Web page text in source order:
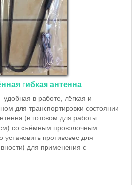
гибкая антенна
в работе, лёгкая и
для транспортировки состоянии
(в готовом для работы
со съёмным проволочным
противовес для
для применения с